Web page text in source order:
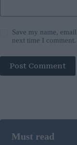
Save my name,
next time I comment.
Post Comment